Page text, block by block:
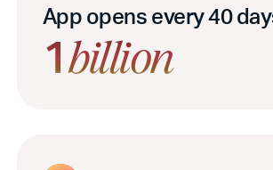
App opens every 40
1billion